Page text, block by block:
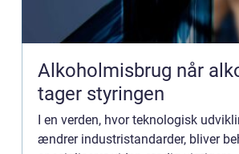
Alkoholmisbrug når alkoholen
tager styringen
I en verden, hvor teknologisk
ændrer industristandarder, bliver